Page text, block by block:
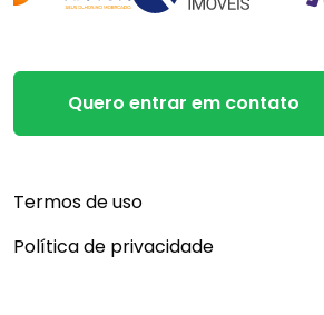
Quero entrar em contato
Termos de uso
Política de privacidade